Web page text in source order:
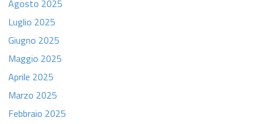
Agosto 2025
Luglio 2025
Giugno 2025
Maggio 2025
Aprile 2025
Marzo 2025
Febbraio 2025